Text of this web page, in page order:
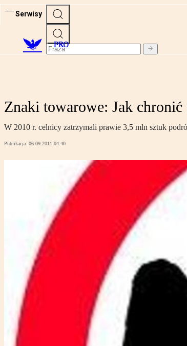
Serwisy
PRO
Znaki towarowe: Jak
W 2010 r. celnicy zatrzymali prawie 3,5 mln sztuk
Publikacja: 06.09.2011 04:40